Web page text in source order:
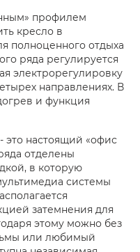
профилем
кресло в
полноценного отдыха
ряда регулируется
электрорегулировку
направлениях. В
и функция
это настоящий «офис
отделены
в которую
системы
затемнения для
этому можно без
или любимый